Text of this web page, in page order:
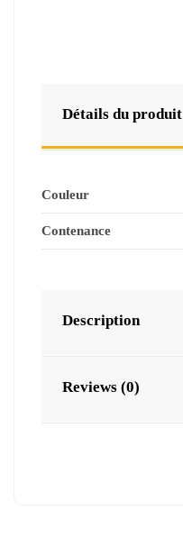
Détails du produit
Couleur
Contenance
Description
Reviews (0)